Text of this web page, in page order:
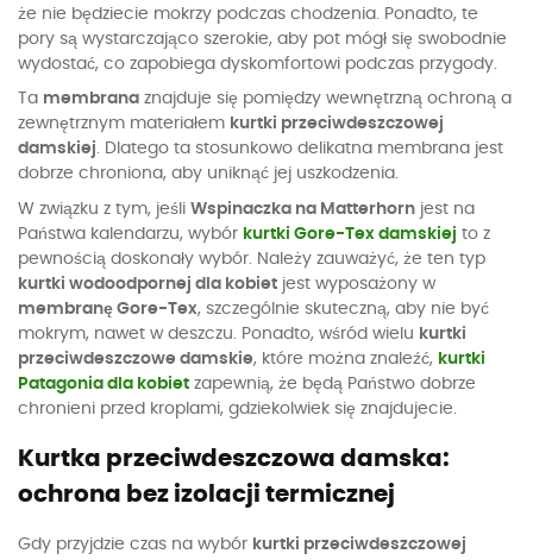
że nie będziecie mokrzy podczas chodzenia. Ponadto, te
pory są wystarczająco szerokie, aby pot mógł się swobodnie
wydostać, co zapobiega dyskomfortowi podczas przygody.
Ta membrana znajduje się pomiędzy wewnętrzną ochroną a
zewnętrznym materiałem kurtki przeciwdeszczowej
damskiej. Dlatego ta stosunkowo delikatna membrana jest
dobrze chroniona, aby uniknąć jej uszkodzenia.
W związku z tym, jeśli Wspinaczka na Matterhorn jest na
Państwa kalendarzu, wybór kurtki Gore-Tex damskiej to z
pewnością doskonały wybór. Należy zauważyć, że ten typ
kurtki wodoodpornej dla kobiet jest wyposażony w
membranę Gore-Tex, szczególnie skuteczną, aby nie być
mokrym, nawet w deszczu. Ponadto, wśród wielu kurtki
przeciwdeszczowe damskie, które można znaleźć, kurtki
Patagonia dla kobiet zapewnią, że będą Państwo dobrze
chronieni przed kroplami, gdziekolwiek się znajdujecie.
Kurtka przeciwdeszczowa damska:
ochrona bez izolacji termicznej
Gdy przyjdzie czas na wybór kurtki przeciwdeszczowej